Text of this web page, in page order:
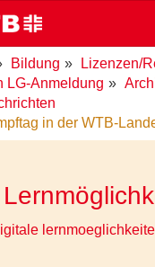
Bildung
Lizenzen/
LG-Anmeldung
in der WTB-